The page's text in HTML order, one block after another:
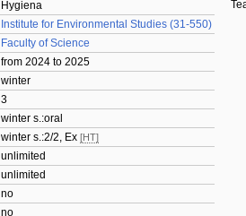
Hygiena
Institute for Environmental Studies (31-550)
Faculty of Science
from 2024 to 2025
winter
3
winter s.:oral
winter s.:2/2, Ex [HT]
unlimited
unlimited
no
no